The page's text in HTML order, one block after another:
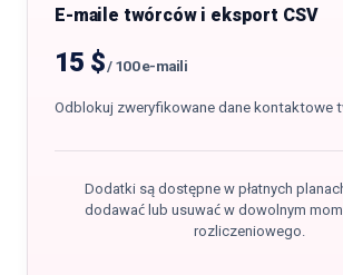
E-maile twórców i eksport CSV
15 $/100 e-maili
Odblokuj zweryfikowane dane kontaktowe
Dodatki są dostępne w płatnych
dodawać lub usuwać w dowolnym
rozliczeniowego.